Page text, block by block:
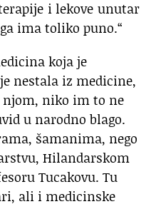
i lekove unutar
ima toliko puno.“
koja je
nestala iz medicine,
niko im to ne
u narodno blago.
šamanima, nego
Hilandarskom
Tucakovu. Tu
ali i medicinske